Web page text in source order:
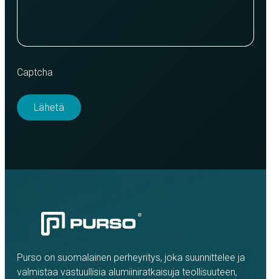
Captcha
Purso on suomalainen perheyritys, joka suunnittelee ja
valmistaa vastuullisia alumiiniratkaisuja teollisuuteen,